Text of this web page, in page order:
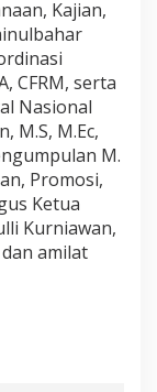
Kajian,
CFRM, serta
Nasional
M.S, M.Ec,
M.
Promosi,
Ketua
Kurniawan,
dan amilat